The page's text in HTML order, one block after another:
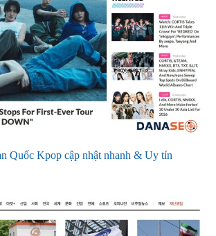
Quốc Kpop cập nhật nhanh & Uy tín